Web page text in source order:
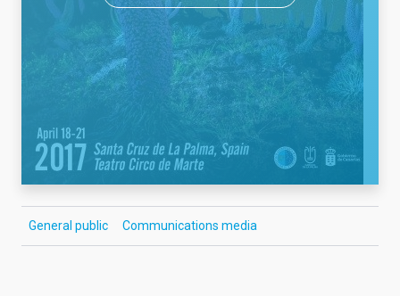
General public Communications media